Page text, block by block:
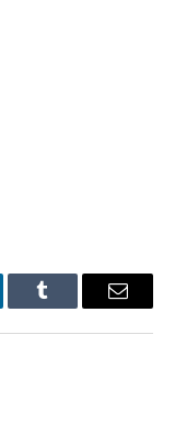
Tumblr Email